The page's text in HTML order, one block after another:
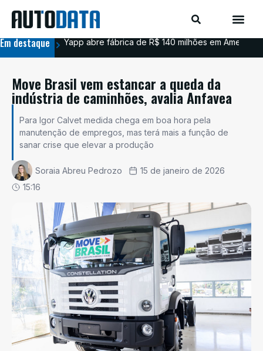
Em destaque Yapp abre fábrica de R$ 140 milhões em
Move Brasil vem estancar a queda da
indústria de caminhões, avalia Anfavea
Para Igor Calvet medida chega em boa hora pela
manutenção de empregos, mas terá mais a função de
sanar crise que elevar a produção
Soraia Abreu Pedrozo
15 de janeiro de 2026
15:16